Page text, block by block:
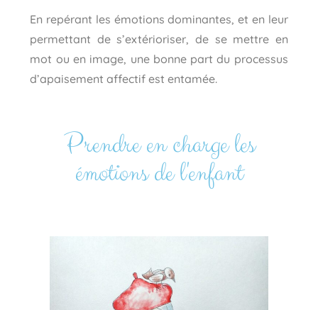
En repérant les émotions dominantes, et en leur
permettant de s’extérioriser, de se mettre en
mot ou en image, une bonne part du processus
d’apaisement affectif est entamée.
Prendre en charge les
émotions de l'enfant